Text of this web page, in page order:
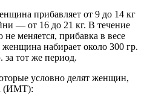
прибавляет от 9 до 14 кг
— от 16 до 21 кг. В течение
не меняется, прибавка в весе
женщина набирает около 300 гр.
тот же период.
условно делят женщин,
(ИМТ):